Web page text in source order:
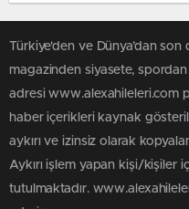
Türkiye'den ve Dünya’dan son
magazinden siyasete,
adresi www.alexahileleri.com
haber içerikleri kaynak
aykırı ve izinsiz olarak
Aykırı işlem yapan kişi/kişiler
tutulmaktadır.